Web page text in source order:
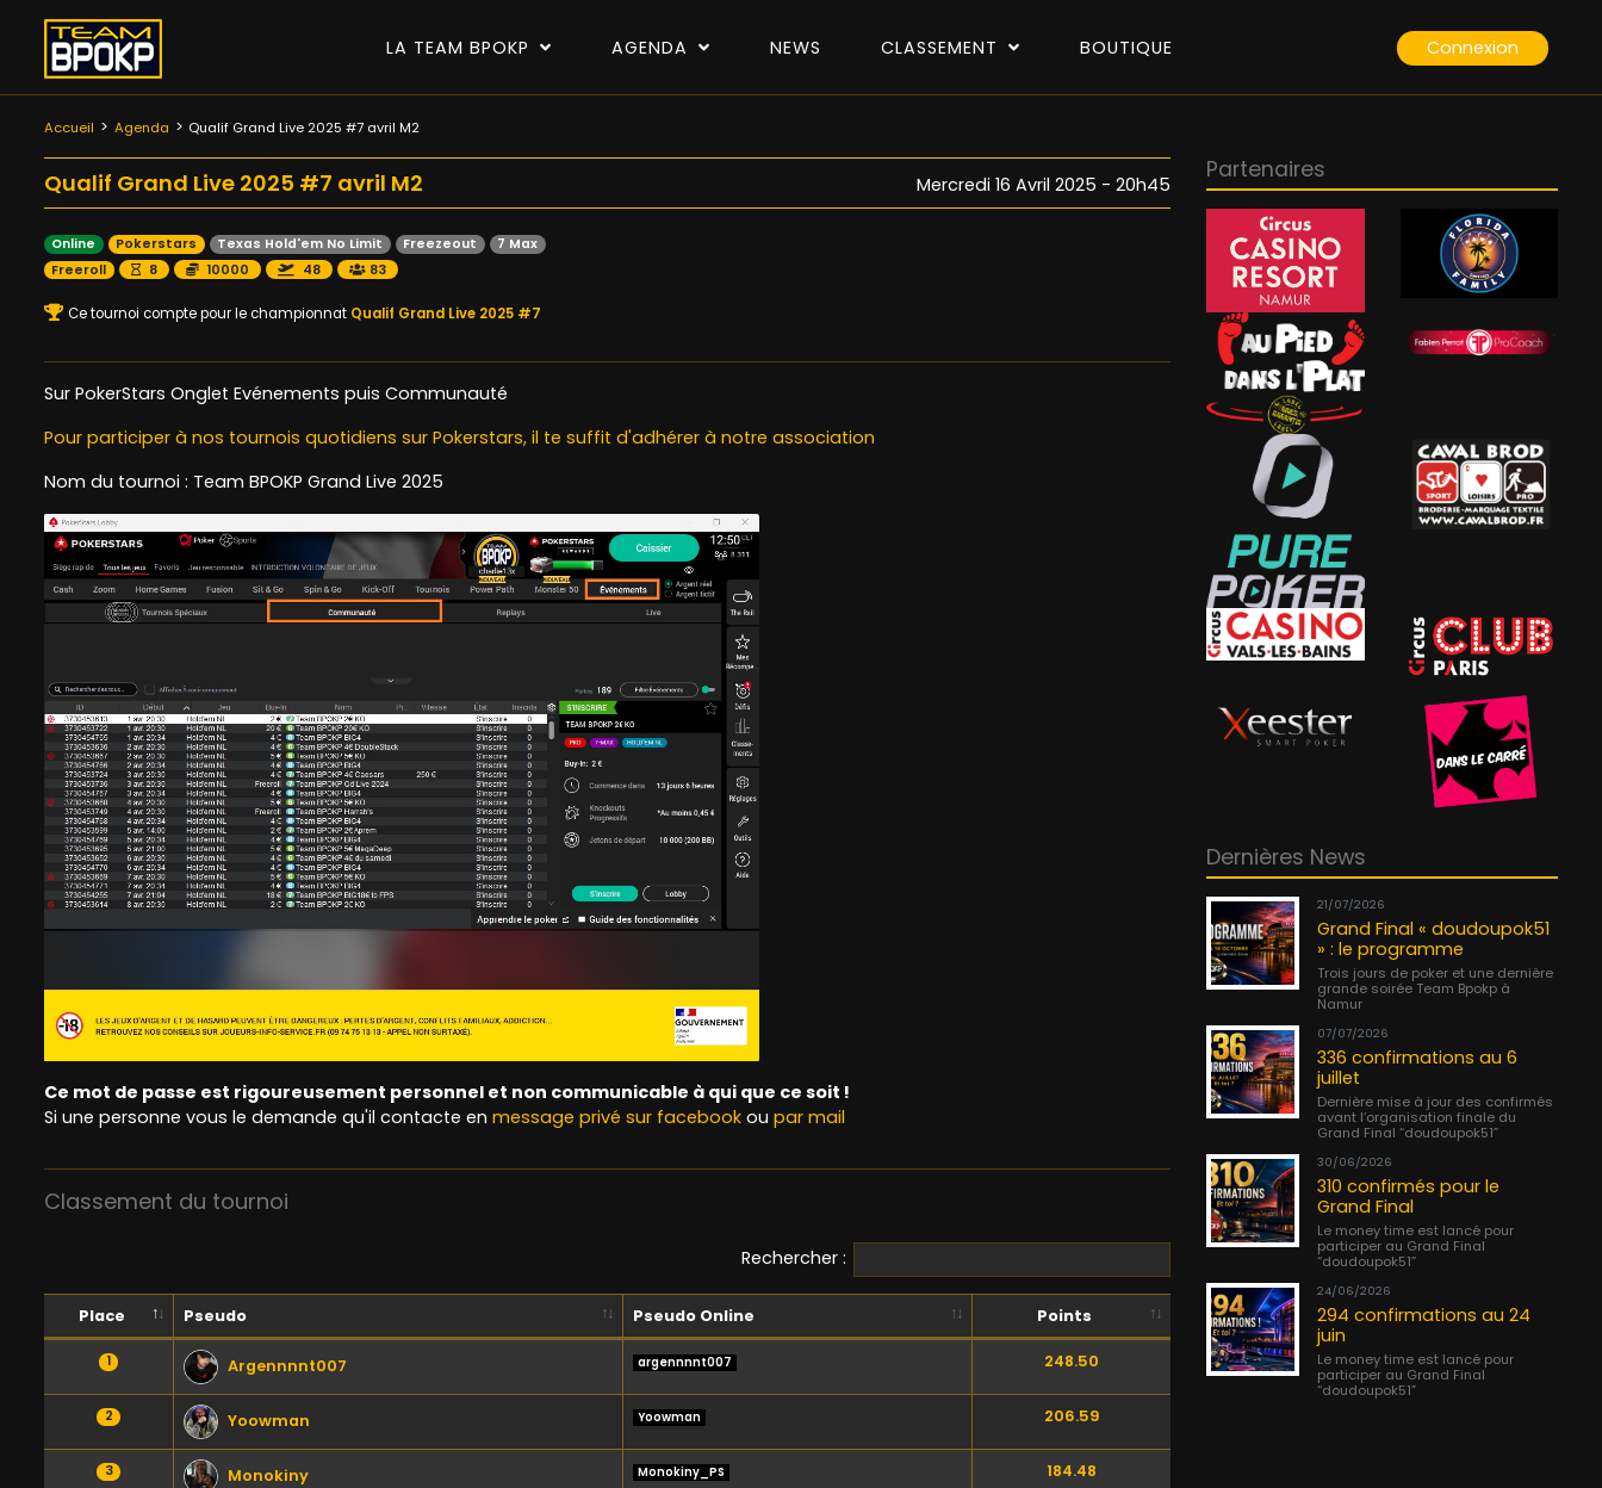
LA TEAM BPOKP AGENDA NEWS CLASSEMENT BOUTIQUE Connexion
Accueil Agenda Qualif Grand Live 2025 #7 avril M2
Qualif Grand Live 2025 #7 avril M2 Mercredi 16 Avril 2025 - 20h45
Online Pokerstars Texas Hold'em No Limit Freezeout
7 Max
Freeroll
8 10000 48 83
Ce tournoi compte pour le championnat Qualif Grand Live 2025 #7
Sur PokerStars Onglet Evénements puis Communauté
Pour participer à nos tournois quotidiens sur Pokerstars, il te suffit d'adhérer à notre association
Nom du tournoi : Team BPOKP Grand Live 2025
Ce mot de passe est rigoureusement personnel et non communicable à qui que ce soit !
Si une personne vous le demande qu'il contacte en message privé sur facebook ou par mail
Classement du tournoi
Rechercher :
Place Pseudo Pseudo Online Points
1 Argennnnt007 argennnnt007 248.50
2 Yoowman Yoowman 206.59
3 Monokiny Monokiny_PS 184.48
Partenaires
Dernières News
21/07/2026
Grand Final « doudoupok51
» : le programme
Trois jours de poker et une dernière
grande soirée Team Bpokp à
Namur
07/07/2026
336 confirmations au 6
juillet
Dernière mise à jour des confirmés
avant l’organisation finale du
Grand Final “doudoupok51”
30/06/2026
310 confirmés pour le
Grand Final
Le money time est lancé pour
participer au Grand Final
“doudoupok51”
24/06/2026
294 confirmations au 24
juin
Le money time est lancé pour
participer au Grand Final
“doudoupok51”